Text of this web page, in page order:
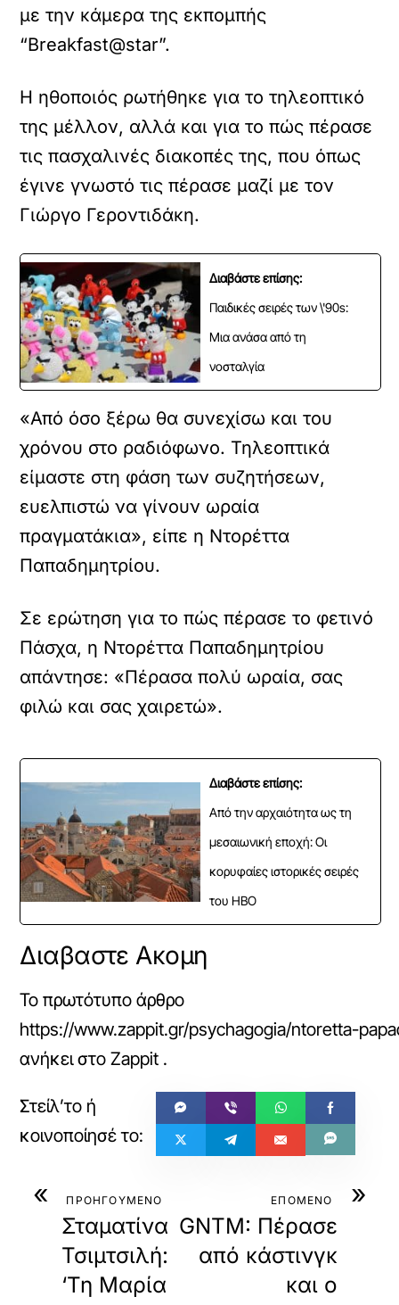
με την κάμερα της εκπομπής
“Breakfast@star”.
Η ηθοποιός ρωτήθηκε για το τηλεοπτικό
της μέλλον, αλλά και για το πώς πέρασε
τις πασχαλινές διακοπές της, που όπως
έγινε γνωστό τις πέρασε μαζί με τον
Γιώργο Γεροντιδάκη.
Διαβάστε επίσης:
Παιδικές σειρές των \'90s:
Μια ανάσα από τη
νοσταλγία
«Από όσο ξέρω θα συνεχίσω και του
χρόνου στο ραδιόφωνο. Τηλεοπτικά
είμαστε στη φάση των συζητήσεων,
ευελπιστώ να γίνουν ωραία
πραγματάκια», είπε η Ντορέττα
Παπαδημητρίου.
Σε ερώτηση για το πώς πέρασε το φετινό
Πάσχα, η Ντορέττα Παπαδημητρίου
απάντησε: «Πέρασα πολύ ωραία, σας
φιλώ και σας χαιρετώ».
Διαβάστε επίσης:
Από την αρχαιότητα ως τη
μεσαιωνική εποχή: Οι
κορυφαίες ιστορικές σειρές
του HBO
Διαβαστε Ακομη
Το πρωτότυπο άρθρο
https://www.zappit.gr/psychagogia/ntoretta-
ανήκει στοZappit .
« ΠΡΟΗΓΟΥΜΕΝΟ
Σταματίνα
Τσιμτσιλή:
‘Τη Μαρία
»
ΕΠΟΜΕΝΟ
GNTM: Πέρασε
από κάστινγκ
και ο